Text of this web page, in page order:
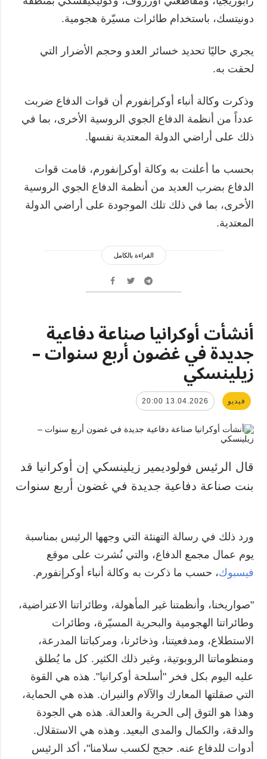
دونيتسك، باستخدام طائرات مسيّرة هجومية.
يجري حاليًا تحديد خسائر العدو وحجم الأضرار التي
لحقت به.
وذكرت وكالة أنباء أوكرإنفورم أن قوات الدفاع ضربت
عدداً من أنظمة الدفاع الجوي الروسية الأخرى، بما في
ذلك على أراضي الدولة المعتدية نفسها.
بحسب ما أعلنت به وكالة أوكرإنفورم، قامت قوات
الدفاع بضرب العديد من أنظمة الدفاع الجوي الروسية
الأخرى، بما في ذلك تلك الموجودة على أراضي الدولة
المعتدية.
القراءة بالكامل
أنشأت أوكرانيا صناعة دفاعية
جديدة في غضون أربع سنوات –
زيلينسكي
فيديو 13.04.2026 20:00
قال الرئيس فولوديمير زيلينسكي إن أوكرانيا قد
بنت صناعة دفاعية جديدة في غضون أربع سنوات
ورد ذلك في رسالة التهنئة التي وجهها الرئيس بمناسبة
يوم عمال مجمع الدفاع، والتي نُشرت على موقع
فيسبوك، حسب ما ذكرت به وكالة أنباء أوكرإنفورم.
"صواريخنا، وأنظمتنا غير المأهولة، وطائراتنا الاعتراضية،
وطائراتنا الهجومية والبحرية المسيّرة، وطائرات
الاستطلاع، ومدفعيتنا، وذخائرنا، ومركباتنا المدرعة،
ومنظوماتنا الروبوتية، وغير ذلك الكثير. كل ما يُطلق
عليه اليوم بكل فخر "أسلحة أوكرانيا". هذه هي القوة
التي صقلتها المعارك والآلام والنيران. هذه هي الحماية،
وهذا هو التوق إلى الحرية والعدالة. هذه هي الجودة
والدقة، والكمال والمدى البعيد. وهذه هي الاستقلال.
أدوات للدفاع عنه. حجج لكسب سلامنا"، أكد الرئيس